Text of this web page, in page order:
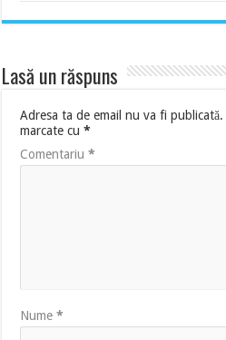
Lasă un răspuns
Adresa ta de email nu va fi publicată.
marcate cu*
Comentariu*
Nume*